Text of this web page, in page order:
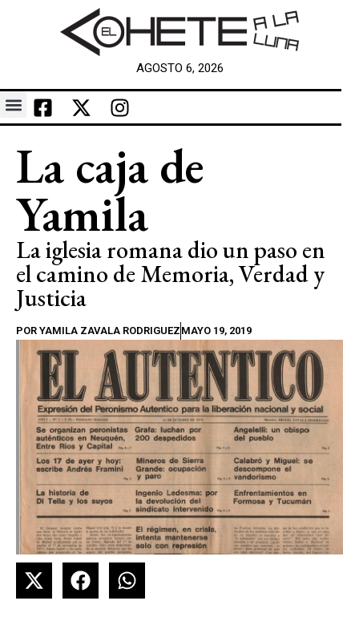
AGOSTO 6, 2026
La caja de
Yamila
La iglesia romana dio un paso en
el camino de Memoria, Verdad y
Justicia
POR YAMILA ZAVALA RODRIGUEZ MAYO 19, 2019